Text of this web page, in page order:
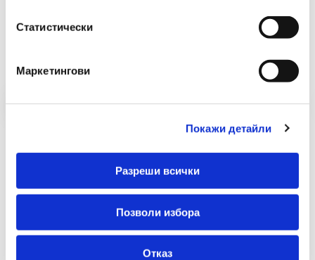
Статистически
Маркетингови
Покажи детайли
Разреши всички
Позволи избора
Отказ
Препоръчани Продукти